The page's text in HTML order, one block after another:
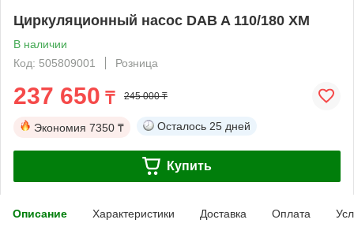
Циркуляционный насос DAB A 110/180 XM
В наличии
Код: 505809001
Розница
237 650 ₸ 245 000 ₸
Экономия 7350 ₸ Осталось 25 дней
Купить
Описание Характеристики Доставка Оплата